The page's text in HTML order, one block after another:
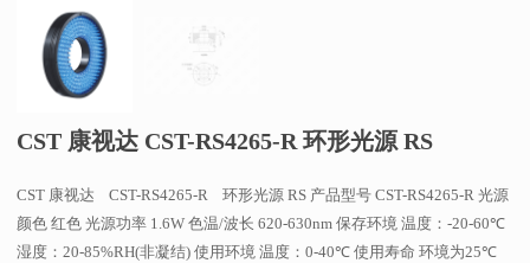
CST 康视达 CST-RS4265-R 环形光源 RS
CST 康视达 CST-RS4265-R 环形光源 RS 产品型号 CST-RS4265-R 光源
颜色 红色 光源功率 1.6W 色温/波长 620-630nm 保存环境 温度：-20-60℃
湿度：20-85%RH(非凝结) 使用环境 温度：0-40℃ 使用寿命 环境为25℃